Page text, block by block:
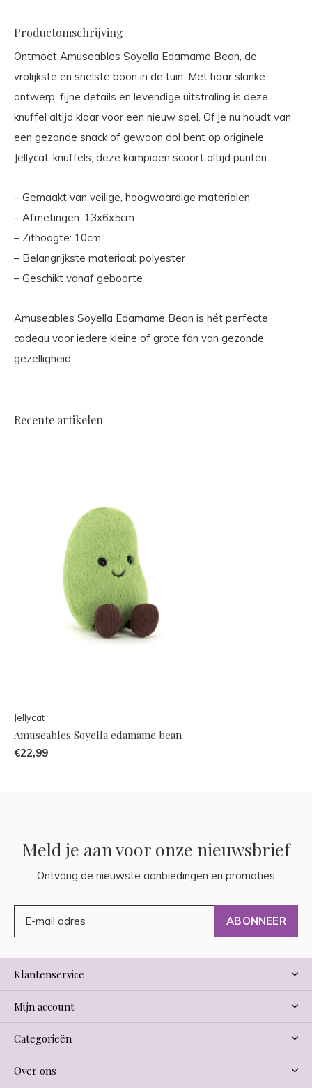
Productomschrijving
Ontmoet Amuseables Soyella Edamame Bean, de
vrolijkste en snelste boon in de tuin. Met haar slanke
ontwerp, fijne details en levendige uitstraling is deze
knuffel altijd klaar voor een nieuw spel. Of je nu houdt van
een gezonde snack of gewoon dol bent op originele
Jellycat-knuffels, deze kampioen scoort altijd punten.
– Gemaakt van veilige, hoogwaardige materialen
– Afmetingen: 13x6x5cm
– Zithoogte: 10cm
– Belangrijkste materiaal: polyester
– Geschikt vanaf geboorte
Amuseables Soyella Edamame Bean is hét perfecte
cadeau voor iedere kleine of grote fan van gezonde
gezelligheid.
Recente artikelen
Jellycat
Amuseables Soyella edamame bean
€22,99
Meld je aan voor onze nieuwsbrief
Ontvang de nieuwste aanbiedingen en promoties
ABONNEER
Klantenservice
Mijn account
Categorieën
Over ons